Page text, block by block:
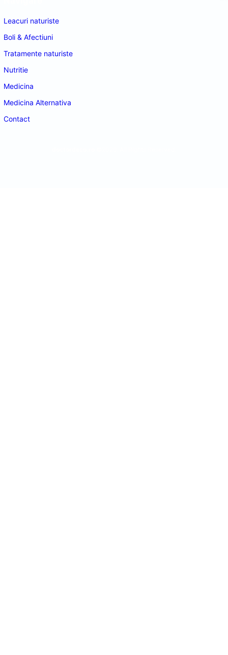
Leacuri naturiste
Boli & Afectiuni
Tratamente naturiste
Nutritie
Medicina
Medicina Alternativa
Contact